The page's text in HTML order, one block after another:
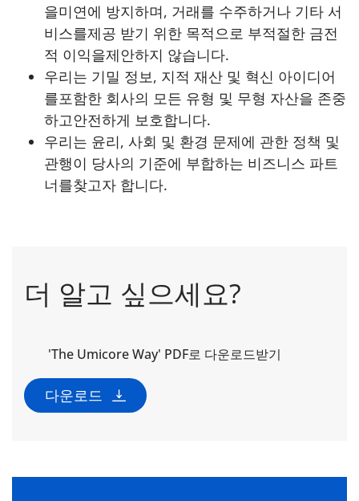
을미연에 방지하며, 거래를 수주하거나 기타 서
비스를제공 받기 위한 목적으로 부적절한 금전
적 이익을제안하지 않습니다.
우리는 기밀 정보, 지적 재산 및 혁신 아이디어
를포함한 회사의 모든 유형 및 무형 자산을 존중
하고안전하게 보호합니다.
우리는 윤리, 사회 및 환경 문제에 관한 정책 및
관행이 당사의 기준에 부합하는 비즈니스 파트
너를찾고자 합니다.
더 알고 싶으세요?
'The Umicore Way' PDF로 다운로드받기
다운로드